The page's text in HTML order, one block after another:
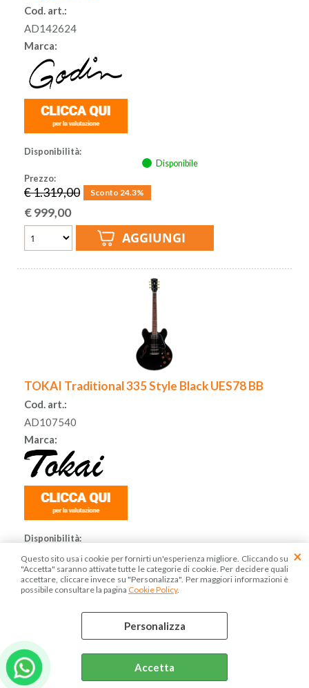
Questo sito usa i cookie per fornirti un'esperienza migliore. Cliccando su
"Accetta" saranno attivate tutte le categorie di cookie. Per decidere quali
accettare, cliccare invece su "Personalizza". Per maggiori informazioni è
possibile consultare la pagina Cookie Policy.
Personalizza
Accetta
Cod. art.:
AD142624
Marca:
Disponibilità:
Disponibile
Prezzo:
€ 1.319,00 Sconto 24.3%
€999,00
TOKAI Traditional 335 Style Black UES78 BB
Cod. art.:
AD107540
Marca:
Disponibilità:
Prezzo:
€ 1.049,00 Sconto 21%